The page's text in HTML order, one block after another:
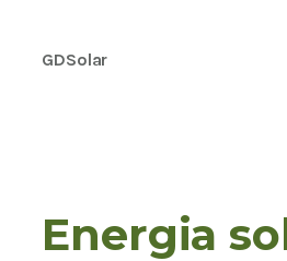
GDSolar
Energia